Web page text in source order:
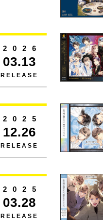
2026
03.13
RELEASE
2025
12.26
RELEASE
2025
03.28
RELEASE